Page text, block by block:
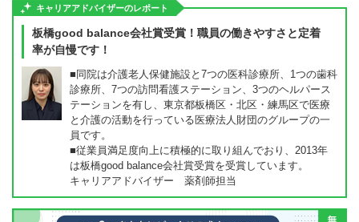
キャリアアドバイザーのレポート
板橋good balance会社賞受賞！職員の働きやすさと定着
率が自慢です！
■同院は介護老人保健施設と7つの医科診療所、1つの歯科
診療所、7つの訪問看護ステーション、3つのヘルパース
テーションを有し、東京都板橋区・北区・練馬区で医療
と介護の活動を行っている医療法人財団のグループの一
員です。
■従業員満足度向上に積極的に取り組んでおり、2013年
は板橋good balance会社賞受賞を受賞しています。
キャリアアドバイザー 薬剤師担当